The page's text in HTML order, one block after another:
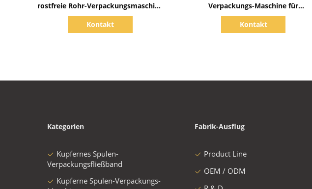
rostfreie Rohr-Verpackungsmaschine
der rohr-Verpackungsmaschine-200-
800mm
Kontakt
Verpackungs-Maschine für
Stahlschnelle
Verpackengeschwindigkeit der rohr-
Kontakt
Kategorien
Kupfernes Spulen-
Verpackungsfließband
Kupferne Spulen-Verpackungs-
Fabrik-Ausflug
Product Line
OEM / ODM